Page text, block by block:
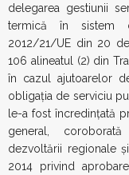
delegarea gestiunii
termică în sistem
2012/21/UE din 20
106 alineatul (2) din
în cazul ajutoarelor
obligația de serviciu
le-a fost încredințată
general,
dezvoltării regionale
2014 privind